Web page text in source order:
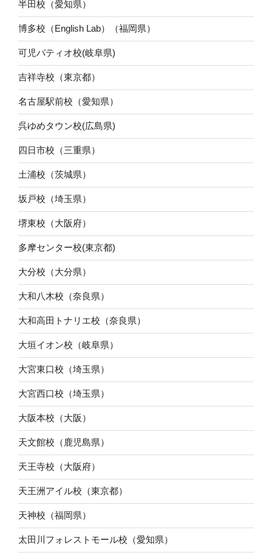
半田校（愛知県）
博多校（English Lab）（福岡県）
可児パティオ校(岐阜県)
吉祥寺校（東京都）
名古屋駅前校（愛知県）
呉ゆめタウン校(広島県)
四日市校（三重県）
土浦校（茨城県）
坂戸校（埼玉県）
堺東校（大阪府）
多摩センター校(東京都)
大分校（大分県）
大和八木校（奈良県）
大和高田トナリエ校（奈良県）
大垣イオン校（岐阜県）
大宮東口校（埼玉県）
大宮西口校（埼玉県）
大阪本校（大阪）
天文館校（鹿児島県）
天王寺校（大阪府）
天王洲アイル校（東京都）
天神校（福岡県）
太田川フォレストモール校（愛知県）